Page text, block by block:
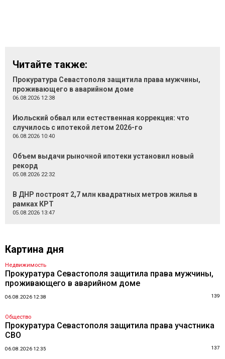
Читайте также:
Прокуратура Севастополя защитила права мужчины,
проживающего в аварийном доме
06.08.2026 12:38
Июльский обвал или естественная коррекция: что
случилось с ипотекой летом 2026-го
06.08.2026 10:40
Объем выдачи рыночной ипотеки установил новый
рекорд
05.08.2026 22:32
В ДНР построят 2,7 млн квадратных метров жилья в
рамках КРТ
05.08.2026 13:47
Картина дня
Недвижимость
Прокуратура Севастополя защитила права мужчины,
проживающего в аварийном доме
06.08.2026 12:38 139
Общество
Прокуратура Севастополя защитила права участника
СВО
06.08.2026 12:35 137